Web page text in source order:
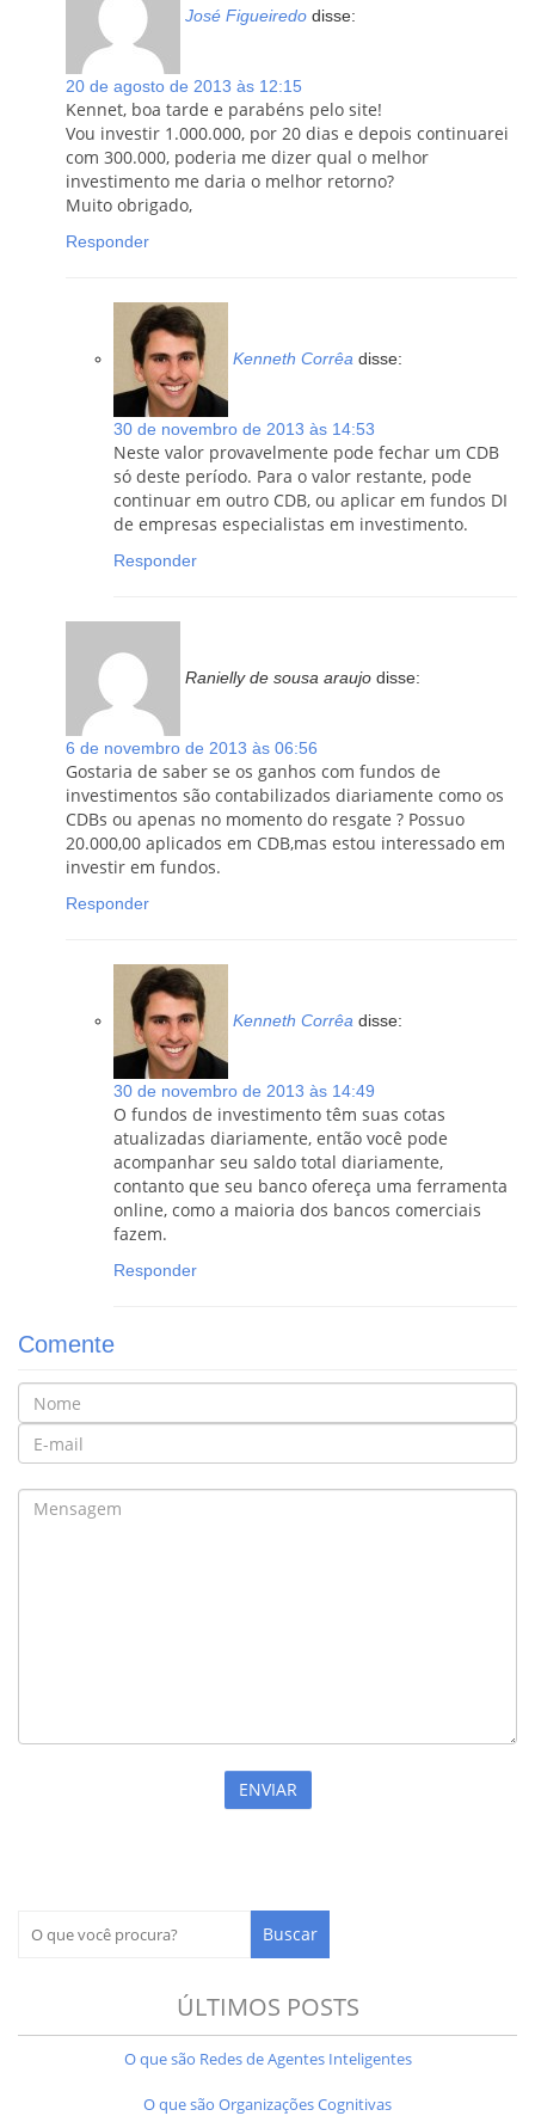
José Figueiredo disse:
20 de agosto de 2013 às 12:15
Kennet, boa tarde e parabéns pelo site!
Vou investir 1.000.000, por 20 dias e depois continuarei
com 300.000, poderia me dizer qual o melhor
investimento me daria o melhor retorno?
Muito obrigado,
Responder
Kenneth Corrêa disse:
30 de novembro de 2013 às 14:53
Neste valor provavelmente pode fechar um CDB
só deste período. Para o valor restante, pode
continuar em outro CDB, ou aplicar em fundos DI
de empresas especialistas em investimento.
Responder
Ranielly de sousa araujo disse:
6 de novembro de 2013 às 06:56
Gostaria de saber se os ganhos com fundos de
investimentos são contabilizados diariamente como os
CDBs ou apenas no momento do resgate ? Possuo
20.000,00 aplicados em CDB,mas estou interessado em
investir em fundos.
Responder
Kenneth Corrêa disse:
30 de novembro de 2013 às 14:49
O fundos de investimento têm suas cotas
atualizadas diariamente, então você pode
acompanhar seu saldo total diariamente,
contanto que seu banco ofereça uma ferramenta
online, como a maioria dos bancos comerciais
fazem.
Responder
Comente
ÚLTIMOS POSTS
O que são Redes de Agentes Inteligentes
O que são Organizações Cognitivas